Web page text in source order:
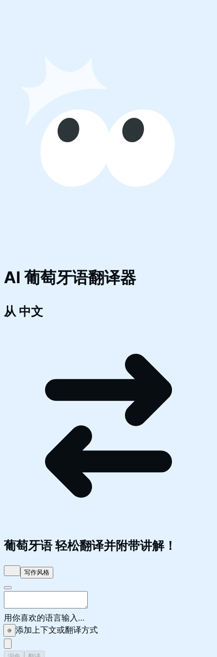
AI 葡萄牙语翻译器
从 中文
葡萄牙语轻松翻译并附带讲解！
写作风格
用你喜欢的语言输入…
添加上下文或翻译方式